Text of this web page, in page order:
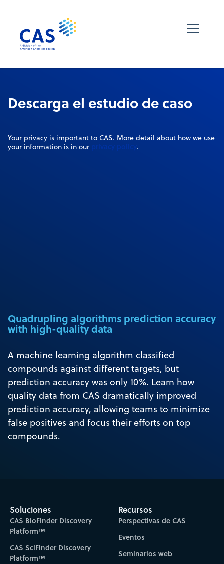
Descarga el estudio de caso
Your privacy is important to CAS. More detail about how we use
your information is in our privacy policy.
Quadrupling algorithms prediction accuracy
with high-quality data
A machine learning algorithm classified
compounds against different targets, but
prediction accuracy was only 10%. Learn how
quality data from CAS dramatically improved
prediction accuracy, allowing teams to minimize
false positives and focus their efforts on top
compounds.
Soluciones
CAS BioFinder Discovery
Platform™
CAS SciFinder Discovery
Platform™
Recursos
Perspectivas de CAS
Eventos
Seminarios web